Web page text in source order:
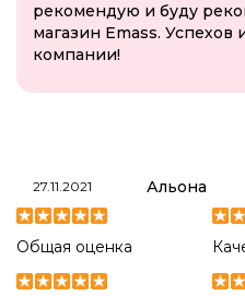
рекомендую и буду
магазин Emass.
компании!
27.11.2021 Альона
Общая оценка